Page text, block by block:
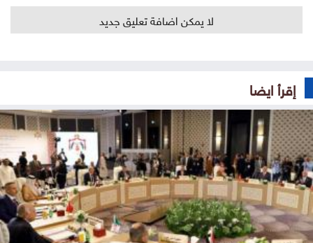
لا يمكن اضافة تعليق جديد
إقرأ ايضا